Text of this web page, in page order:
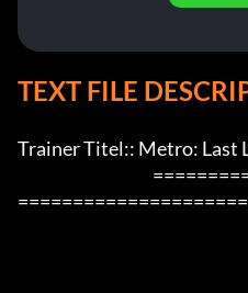
TEXT FILE
Trainer Titel:: Metro: Last